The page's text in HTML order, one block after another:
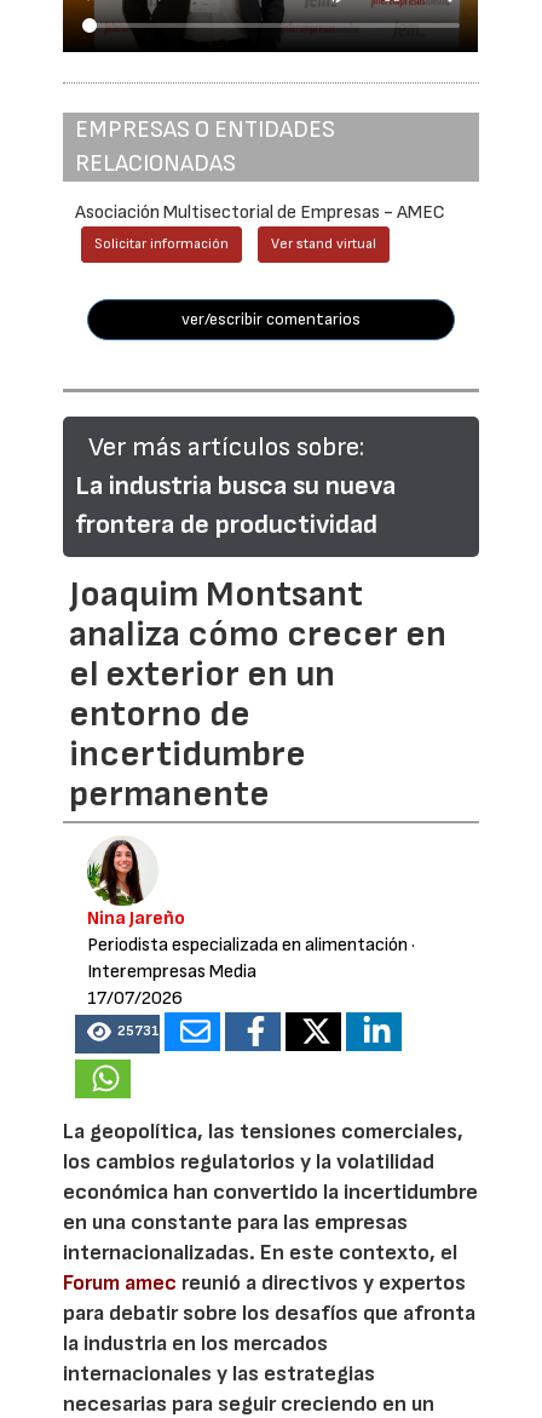
EMPRESAS O ENTIDADES
RELACIONADAS
Asociación Multisectorial de Empresas - AMEC
Solicitar información Ver stand virtual
ver/escribir comentarios
Ver más artículos sobre:
La industria busca su nueva
frontera de productividad
Joaquim Montsant
analiza cómo crecer en
el exterior en un
entorno de
incertidumbre
permanente
Nina Jareño
Periodista especializada en alimentación ·
Interempresas Media
17/07/2026
25731
La geopolítica, las tensiones comerciales,
los cambios regulatorios y la volatilidad
económica han convertido la incertidumbre
en una constante para las empresas
internacionalizadas. En este contexto, el
Forum amec reunió a directivos y expertos
para debatir sobre los desafíos que afronta
la industria en los mercados
internacionales y las estrategias
necesarias para seguir creciendo en un